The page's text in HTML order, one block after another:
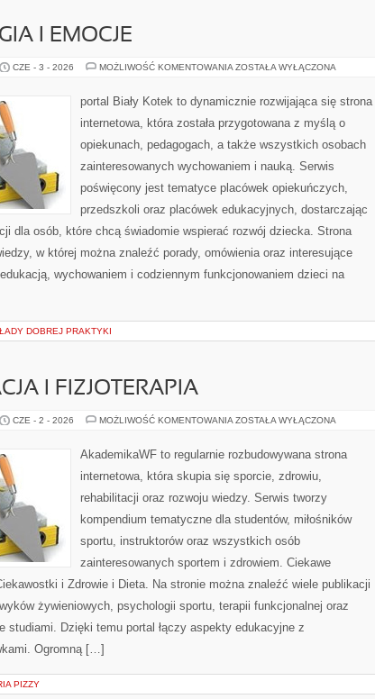
I EMOCJE
CZE - 3 - 2026 MOŻLIWOŚĆ KOMENTOWANIA PSYCHOLOGIA
ZOSTAŁA WYŁĄCZONA
portal Biały Kotek to dynamicznie rozwijająca się strona
internetowa, która została przygotowana z myślą o
opiekunach, pedagogach, a także wszystkich osobach
zainteresowanych wychowaniem i nauką. Serwis
poświęcony jest tematyce placówek opiekuńczych,
przedszkoli oraz placówek edukacyjnych, dostarczając
dla osób, które chcą świadomie wspierać rozwój dziecka. Strona
w której można znaleźć porady, omówienia oraz interesujące
wychowaniem i codziennym funkcjonowaniem dzieci na
DOBREJ PRAKTYKI
I FIZJOTERAPIA
CZE - 2 - 2026 MOŻLIWOŚĆ KOMENTOWANIA REHABILITACJA
ZOSTAŁA WYŁĄCZONA
AkademikaWF to regularnie rozbudowywana strona
internetowa, która skupia się sporcie, zdrowiu,
rehabilitacji oraz rozwoju wiedzy. Serwis tworzy
kompendium tematyczne dla studentów, miłośników
sportu, instruktorów oraz wszystkich osób
zainteresowanych sportem i zdrowiem. Ciekawe
i Zdrowie i Dieta. Na stronie można znaleźć wiele publikacji
żywieniowych, psychologii sportu, terapii funkcjonalnej oraz
studiami. Dzięki temu portal łączy aspekty edukacyjne z
Ogromną […]
PIZZY